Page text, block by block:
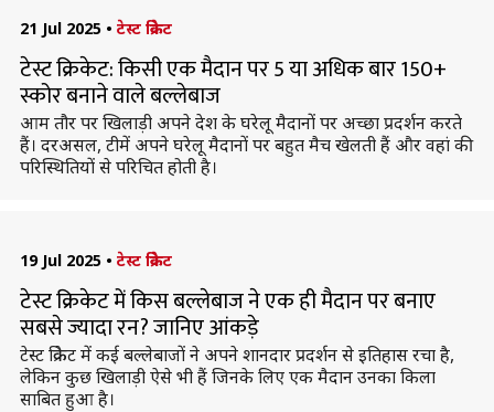
21 Jul 2025 • टेस्ट क्रिकेट
टेस्ट क्रिकेट: किसी एक मैदान पर 5 या अधिक बार 150+
स्कोर बनाने वाले बल्लेबाज
आम तौर पर खिलाड़ी अपने देश के घरेलू मैदानों पर अच्छा प्रदर्शन करते
हैं। दरअसल, टीमें अपने घरेलू मैदानों पर बहुत मैच खेलती हैं और वहां की
परिस्थितियों से परिचित होती है।
19 Jul 2025 • टेस्ट क्रिकेट
टेस्ट क्रिकेट में किस बल्लेबाज ने एक ही मैदान पर बनाए
सबसे ज्यादा रन? जानिए आंकड़े
टेस्ट क्रिकेट में कई बल्लेबाजों ने अपने शानदार प्रदर्शन से इतिहास रचा है,
लेकिन कुछ खिलाड़ी ऐसे भी हैं जिनके लिए एक मैदान उनका किला
साबित हुआ है।